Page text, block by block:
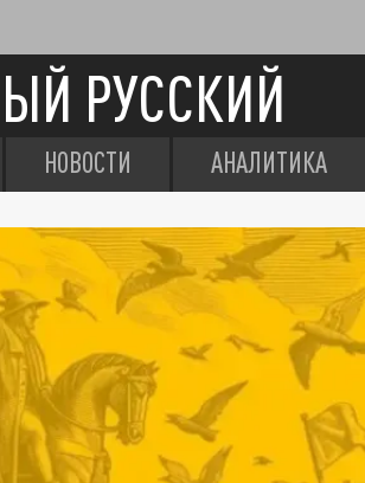
РУССКИЙ
НОВОСТИ АНАЛИТИКА